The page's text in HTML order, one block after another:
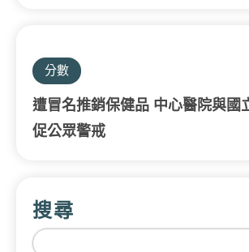
分數
遭冒名推銷保健品 中心醫院與國
促公眾警戒
搜尋